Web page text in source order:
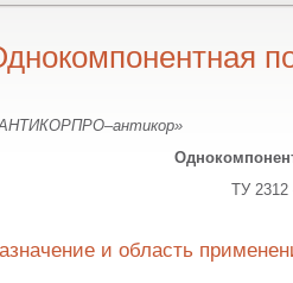
ТУ 2312
и область